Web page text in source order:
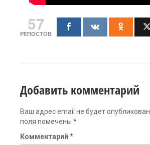
57
РЕПОСТОВ
Добавить комментарий
Ваш адрес email не будет опубликован.
поля помечены *
Комментарий *